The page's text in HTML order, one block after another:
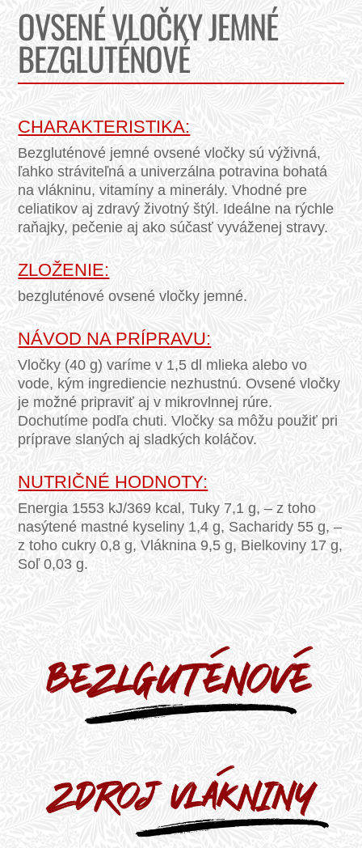
OVSENÉ VLOČKY JEMNÉ
BEZGLUTÉNOVÉ
CHARAKTERISTIKA:
Bezgluténové jemné ovsené vločky sú výživná,
ľahko stráviteľná a univerzálna potravina bohatá
na vlákninu, vitamíny a minerály. Vhodné pre
celiatikov aj zdravý životný štýl. Ideálne na rýchle
raňajky, pečenie aj ako súčasť vyváženej stravy.
ZLOŽENIE:
bezgluténové ovsené vločky jemné.
NÁVOD NA PRÍPRAVU:
Vločky (40 g) varíme v 1,5 dl mlieka alebo vo
vode, kým ingrediencie nezhustnú. Ovsené vločky
je možné pripraviť aj v mikrovlnnej rúre.
Dochutíme podľa chuti. Vločky sa môžu použiť pri
príprave slaných aj sladkých koláčov.
NUTRIČNÉ HODNOTY:
Energia 1553 kJ/369 kcal, Tuky 7,1 g, – z toho
nasýtené mastné kyseliny 1,4 g, Sacharidy 55 g, –
z toho cukry 0,8 g, Vláknina 9,5 g, Bielkoviny 17 g,
Soľ 0,03 g.